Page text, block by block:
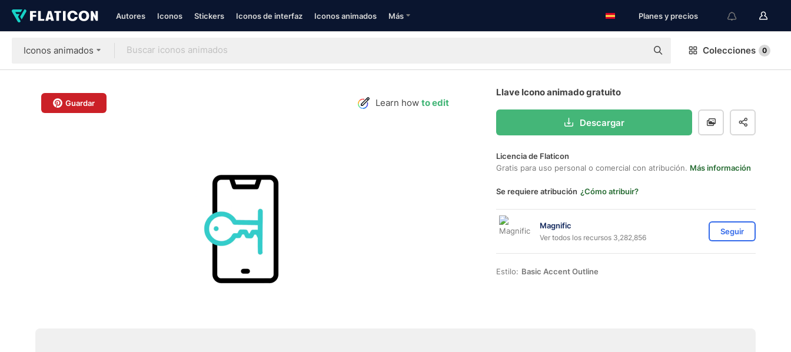
Autores Iconos Stickers Iconos de interfaz Iconos animados Más Planes y precios
Iconos animados Colecciones 0
Guardar Learn how to edit
Llave Icono animado gratuito
Descargar
Licencia de Flaticon
Gratis para uso personal o comercial con atribución. Más información
Se requiere atribución ¿Cómo atribuir?
Magnific
Ver todos los recursos 3,282,856
Seguir
Estilo: Basic Accent Outline